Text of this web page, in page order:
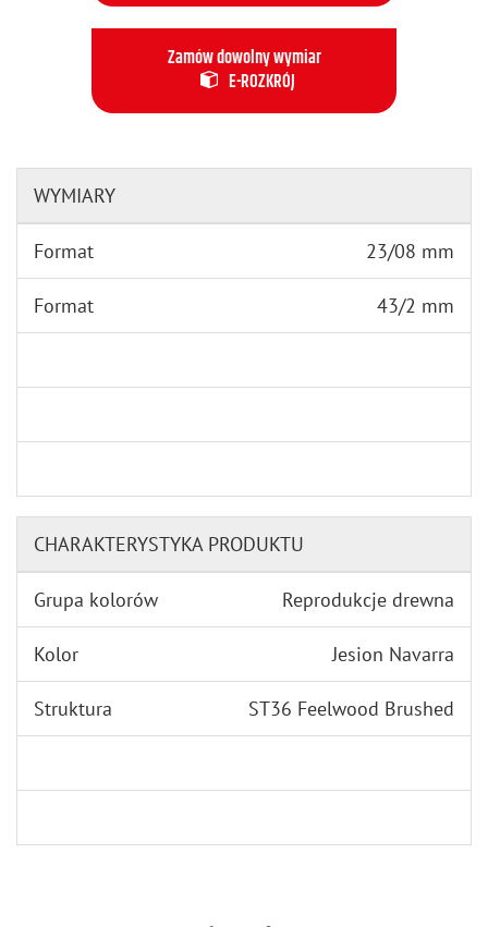
Zamów dowolny wymiar
E-ROZKRÓJ
WYMIARY
Format 23/08 mm
Format 43/2 mm
CHARAKTERYSTYKA PRODUKTU
Grupa kolorów Reprodukcje drewna
Kolor Jesion Navarra
Struktura ST36 Feelwood Brushed